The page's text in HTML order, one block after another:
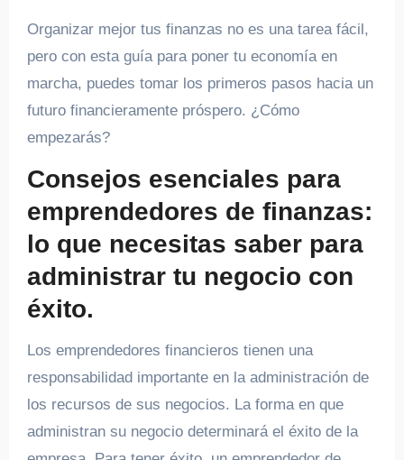
Organizar mejor tus finanzas no es una tarea fácil,
pero con esta guía para poner tu economía en
marcha, puedes tomar los primeros pasos hacia un
futuro financieramente próspero. ¿Cómo
empezarás?
Consejos esenciales para
emprendedores de finanzas:
lo que necesitas saber para
administrar tu negocio con
éxito.
Los emprendedores financieros tienen una
responsabilidad importante en la administración de
los recursos de sus negocios. La forma en que
administran su negocio determinará el éxito de la